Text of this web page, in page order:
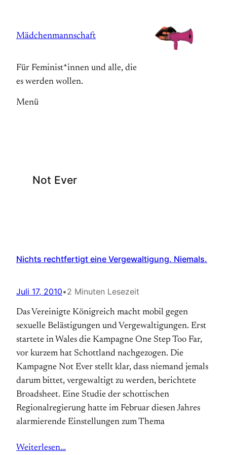
springen
Mädchenmannschaft
Für Feminist*innen und alle, die
es werden wollen.
Menü
Not Ever
Nichts rechtfertigt eine Vergewaltigung. Niemals.
Juli 17, 2010•2 Minuten Lesezeit
Das Vereinigte Königreich macht mobil gegen
sexuelle Belästigungen und Vergewaltigungen. Erst
startete in Wales die Kampagne One Step Too Far,
vor kurzem hat Schottland nachgezogen. Die
Kampagne Not Ever stellt klar, dass niemand jemals
darum bittet, vergewaltigt zu werden, berichtete
Broadsheet. Eine Studie der schottischen
Regionalregierung hatte im Februar diesen Jahres
alarmierende Einstellungen zum Thema
Weiterlesen…